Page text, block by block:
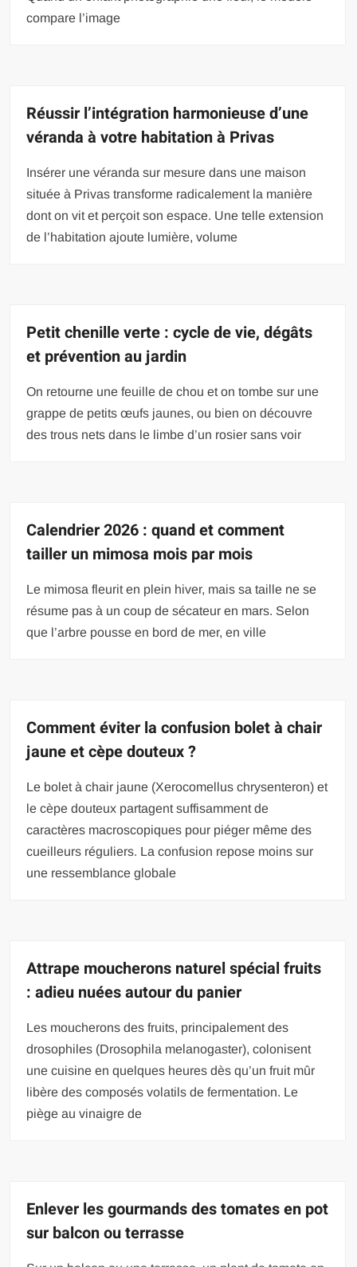
compare l’image
Réussir l’intégration harmonieuse d’une
véranda à votre habitation à Privas
Insérer une véranda sur mesure dans une maison
située à Privas transforme radicalement la manière
dont on vit et perçoit son espace. Une telle extension
de l’habitation ajoute lumière, volume
Petit chenille verte : cycle de vie, dégâts
et prévention au jardin
On retourne une feuille de chou et on tombe sur une
grappe de petits œufs jaunes, ou bien on découvre
des trous nets dans le limbe d’un rosier sans voir
Calendrier 2026 : quand et comment
tailler un mimosa mois par mois
Le mimosa fleurit en plein hiver, mais sa taille ne se
résume pas à un coup de sécateur en mars. Selon
que l’arbre pousse en bord de mer, en ville
Comment éviter la confusion bolet à chair
jaune et cèpe douteux ?
Le bolet à chair jaune (Xerocomellus chrysenteron) et
le cèpe douteux partagent suffisamment de
caractères macroscopiques pour piéger même des
cueilleurs réguliers. La confusion repose moins sur
une ressemblance globale
Attrape moucherons naturel spécial fruits
: adieu nuées autour du panier
Les moucherons des fruits, principalement des
drosophiles (Drosophila melanogaster), colonisent
une cuisine en quelques heures dès qu’un fruit mûr
libère des composés volatils de fermentation. Le
piège au vinaigre de
Enlever les gourmands des tomates en pot
sur balcon ou terrasse